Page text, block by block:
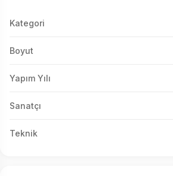
Kategori
Boyut
Yapım Yılı
Sanatçı
Teknik